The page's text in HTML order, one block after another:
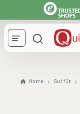
springen
Home Gut für